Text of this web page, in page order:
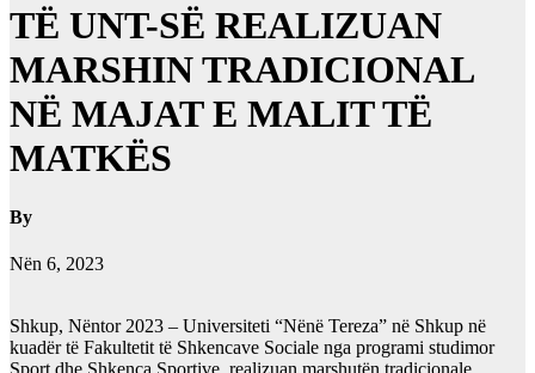
TË UNT-SË REALIZUAN
MARSHIN TRADICIONAL
NË MAJAT E MALIT TË
MATKËS
By
Nën 6, 2023
Shkup, Nëntor 2023 – Universiteti “Nënë Tereza” në Shkup në
kuadër të Fakultetit të Shkencave Sociale nga programi studimor
Sport dhe Shkenca Sportive, realizuan marshutën tradicionale